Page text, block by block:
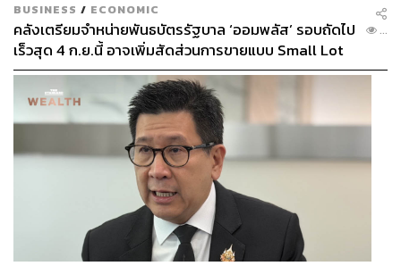
BUSINESS / ECONOMIC
คลังเตรียมจำหน่ายพันธบัตรรัฐบาล ‘ออมพลัส’ รอบถัดไป
เร็วสุด 4 ก.ย.นี้ อาจเพิ่มสัดส่วนการขายแบบ Small Lot
First มากขึ้น
...